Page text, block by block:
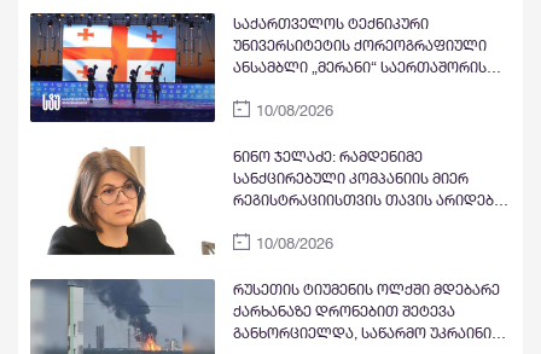
საქართველოს ტექნიკური
უნივერსიტეტის ქორეოგრაფიული
ანსამბლი „მერანი“ საერთაშორისო
სპეციალური პრიზით დაბრუნდა
10/08/2026
ნინო ჯელაძე: რამდენიმე
სანქცირებული კომპანიის მიერ
რეგისტრაციისთვის თავის არიდება,
რომ ეროვნული ბანკის
ბაზარზე დაშვების მოთხოვნები
მკაცრია
10/08/2026
რუსეთის ტიუმენის ოლქში მდებარე
ქარხანაზე დრონებით შეტევა
განხორციელდა, საწარმო უკრაინის